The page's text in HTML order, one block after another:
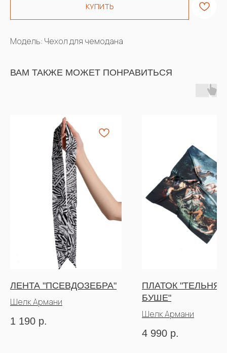
КУПИТЬ
Модель: Чехол для чемодана
ВАМ ТАКЖЕ МОЖЕТ ПОНРАВИТЬСЯ
ЛЕНТА "ПСЕВДОЗЕБРА"
Шелк Армани
1 190 р.
ПЛАТОК
БУШЕ"
Шелк Армани
4 990 р.